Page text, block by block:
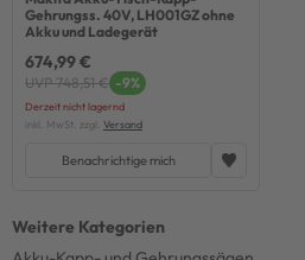
Gehrungss. 40V, LH001GZ ohne
Akku und Ladegerät
674,99 €
UVP 748,51 € -9%
Derzeit nicht lagernd
inkl. MwSt. zzgl. Versand
Benachrichtige mich